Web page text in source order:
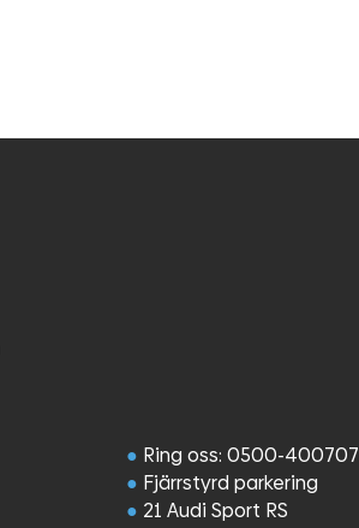
● Ring oss: 0500-400707
● Fjärrstyrd parkering
● 21 Audi Sport RS